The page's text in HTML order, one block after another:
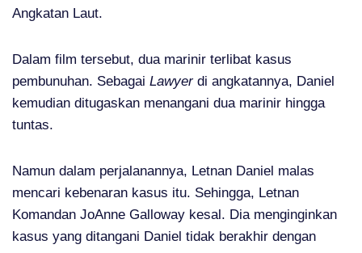
Angkatan Laut.
Dalam film tersebut, dua marinir terlibat kasus
pembunuhan. Sebagai Lawyerdi angkatannya, Daniel
kemudian ditugaskan menangani dua marinir hingga
tuntas.
Namun dalam perjalanannya, Letnan Daniel malas
mencari kebenaran kasus itu. Sehingga, Letnan
Komandan JoAnne Galloway kesal. Dia menginginkan
kasus yang ditangani Daniel tidak berakhir dengan